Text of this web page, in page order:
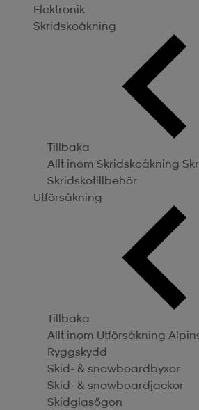
Elektronik
Skridskoåkning
Tillbaka
Allt inom Skridskoåkning
Skridskotillbehör
Utförsåkning
Tillbaka
Allt inom Utförsåkning
Ryggskydd
Skid- & snowboardbyxor
Skid- & snowboardjackor
Skidglasögon